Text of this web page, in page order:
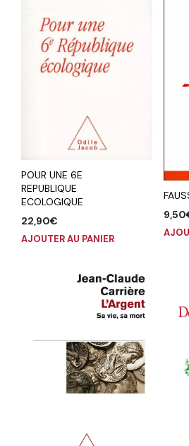
POUR UNE 6E
REPUBLIQUE
ECOLOGIQUE
22,90€
AJOUTER AU PANIER
9,50